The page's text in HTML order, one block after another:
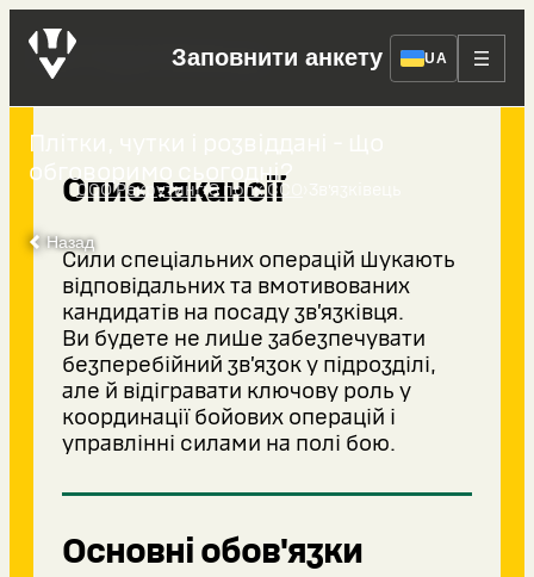
Заповнити анкету UA
ССО Рекрутинг›8 полк ССО
Назад
Зв’язківець
Плітки, чутки і розвіддані - що
обговоримо сьогодні?
Опис вакансії
Сили спеціальних операцій шукають
відповідальних та вмотивованих
кандидатів на посаду зв’язківця.
Ви будете не лише забезпечувати
безперебійний зв’язок у підрозділі,
але й відігравати ключову роль у
координації бойових операцій і
управлінні силами на полі бою.
Основні обов'язки